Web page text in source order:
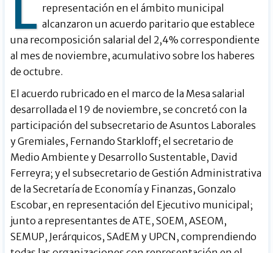
representación en el ámbito municipal
alcanzaron un acuerdo paritario que establece
una recomposición salarial del 2,4% correspondiente
al mes de noviembre, acumulativo sobre los haberes
de octubre.
El acuerdo rubricado en el marco de la Mesa salarial
desarrollada el 19 de noviembre, se concretó con la
participación del subsecretario de Asuntos Laborales
y Gremiales, Fernando Starkloff; el secretario de
Medio Ambiente y Desarrollo Sustentable, David
Ferreyra; y el subsecretario de Gestión Administrativa
de la Secretaría de Economía y Finanzas, Gonzalo
Escobar, en representación del Ejecutivo municipal;
junto a representantes de ATE, SOEM, ASEOM,
SEMUP, Jerárquicos, SAdEM y UPCN, comprendiendo